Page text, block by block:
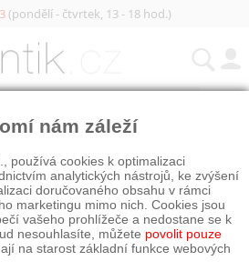
(pondělí - čtvrtek, 13 - 18 hod.)
nám záleží
používá cookies k optimalizaci
analytických nástrojů, ke zvýšení
doručovaného obsahu v rámci
marketingu mimo nich. Cookies jsou
vašeho prohlížeče a nedostane se k
nesouhlasíte, můžete povolit pouze
na starost základní funkce webových